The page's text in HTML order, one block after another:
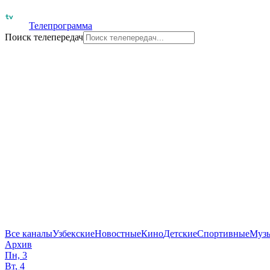
Телепрограмма
Поиск телепередач
Все каналыУзбекскиеНовостныеКиноДетскиеСпортивные
Архив
Пн, 3
Вт, 4